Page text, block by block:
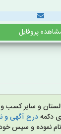
پروفایل
و سایر کسب و
دکمهدرج آگهی و
نموده و سپس